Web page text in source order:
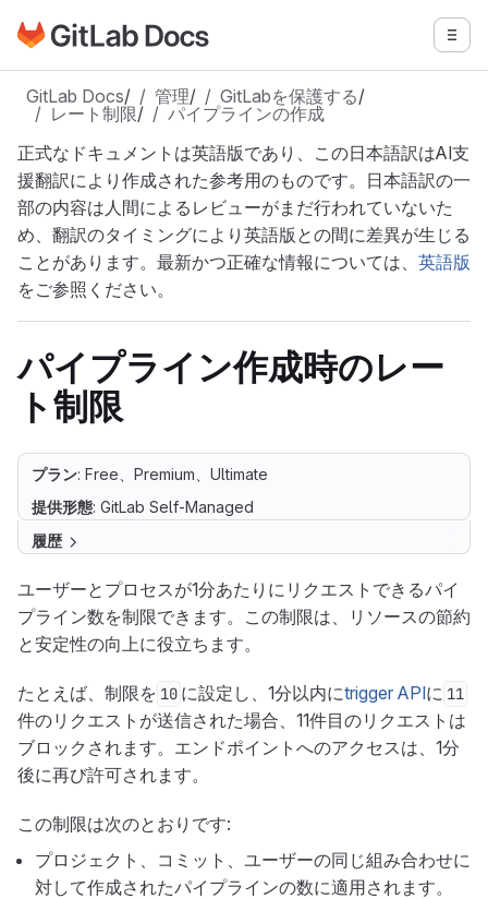
メインコンテンツにスキップ
GitLabドキュメントのホームページに移動 メニ
GitLab Docs/ 管理/ GitLabを保護する/
レート制限/
パイプラインの作成
正式なドキュメントは英語版であり、この日本語訳はAI支
援翻訳により作成された参考用のものです。日本語訳の一
部の内容は人間によるレビューがまだ行われていないた
め、翻訳のタイミングにより英語版との間に差異が生じる
ことがあります。最新かつ正確な情報については、 英語版
をご参照ください。
パイプライン作成時のレー
ト制限
プラン: Free、Premium、Ultimate
提供形態: GitLab Self-Managed
履歴
ユーザーとプロセスが1分あたりにリクエストできるパイ
プライン数を制限できます。この制限は、リソースの節約
と安定性の向上に役立ちます。
たとえば、制限を 10 に設定し、1分以内にtrigger APIに 11
件のリクエストが送信された場合、11件目のリクエストは
ブロックされます。エンドポイントへのアクセスは、1分
後に再び許可されます。
この制限は次のとおりです:
プロジェクト、コミット、ユーザーの同じ組み合わせに
対して作成されたパイプラインの数に適用されます。